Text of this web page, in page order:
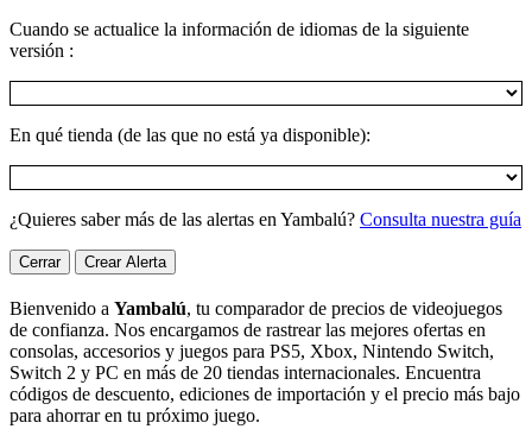
Cuando se actualice la información de idiomas de la siguiente
versión :
En qué tienda (de las que no está ya disponible):
¿Quieres saber más de las alertas en Yambalú? Consulta nuestra guía
Cerrar Crear Alerta
Bienvenido a Yambalú, tu comparador de precios de videojuegos
de confianza. Nos encargamos de rastrear las mejores ofertas en
consolas, accesorios y juegos para PS5, Xbox, Nintendo Switch,
Switch 2 y PC en más de 20 tiendas internacionales. Encuentra
códigos de descuento, ediciones de importación y el precio más bajo
para ahorrar en tu próximo juego.